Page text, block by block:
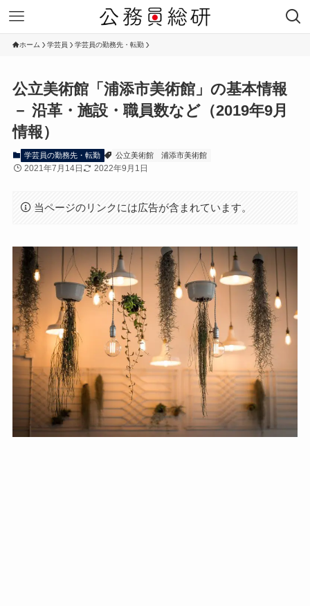
ホーム 学芸員 学芸員の勤務先・転勤
公立美術館「浦添市美術館」の基本情報
－ 沿革・施設・職員数など（2019年9月
情報）
学芸員の勤務先・転勤 公立美術館 浦添市美術館
2021年7月14日 2022年9月1日
当ページのリンクには広告が含まれています。